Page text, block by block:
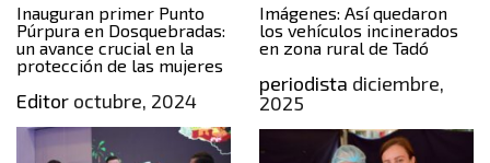
Inauguran primer Punto
Púrpura en Dosquebradas:
un avance crucial en la
protección de las mujeres
Editor octubre, 2024
Imágenes: Así quedaron
los vehículos incinerados
en zona rural de Tadó
periodista diciembre,
2025